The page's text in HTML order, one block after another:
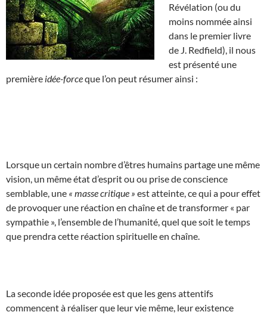
Révélation (ou du
moins nommée ainsi
dans le premier livre
de J. Redfield), il nous
est présenté une
première idée-forceque l’on peut résumer ainsi :
Lorsque un certain nombre d’êtres humains partage une même
vision, un même état d’esprit ou ou prise de conscience
semblable, une « masse critique » est atteinte, ce qui a pour effet
de provoquer une réaction en chaîne et de transformer « par
sympathie », l’ensemble de l’humanité, quel que soit le temps
que prendra cette réaction spirituelle en chaîne.
La seconde idée proposée est que les gens attentifs
commencent à réaliser que leur vie même, leur existence